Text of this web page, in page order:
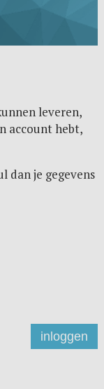
leveren,
account hebt,
dan je gegevens
inloggen